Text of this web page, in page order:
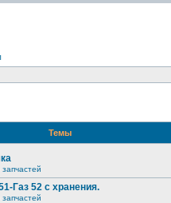
Темы
Газ 52 с хранения.